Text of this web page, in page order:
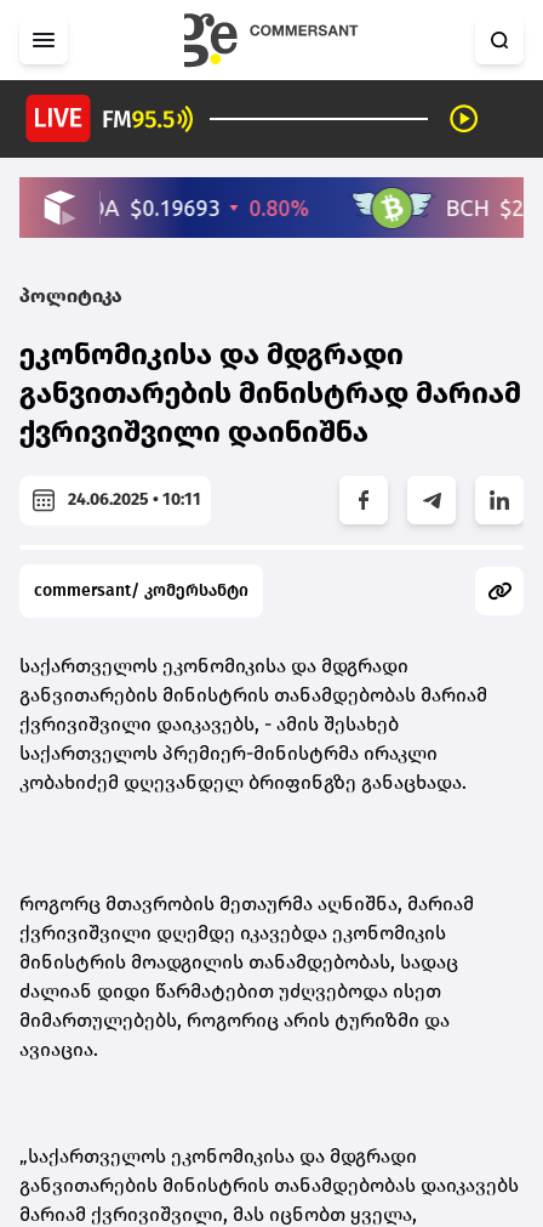
პოლიტიკა
ეკონომიკისა და მდგრადი
განვითარების მინისტრად მარიამ
ქვრივიშვილი დაინიშნა
24.06.2025 • 10:11
commersant/ კომერსანტი
საქართველოს ეკონომიკისა და მდგრადი
განვითარების მინისტრის თანამდებობას მარიამ
ქვრივიშვილი დაიკავებს, - ამის შესახებ
საქართველოს პრემიერ-მინისტრმა ირაკლი
კობახიძემ დღევანდელ ბრიფინგზე განაცხადა.
როგორც მთავრობის მეთაურმა აღნიშნა, მარიამ
ქვრივიშვილი დღემდე იკავებდა ეკონომიკის
მინისტრის მოადგილის თანამდებობას, სადაც
ძალიან დიდი წარმატებით უძღვებოდა ისეთ
მიმართულებებს, როგორიც არის ტურიზმი და
ავიაცია.
„საქართველოს ეკონომიკისა და მდგრადი
განვითარების მინისტრის თანამდებობას დაიკავებს
მარიამ ქვრივიშვილი, მას იცნობთ ყველა,